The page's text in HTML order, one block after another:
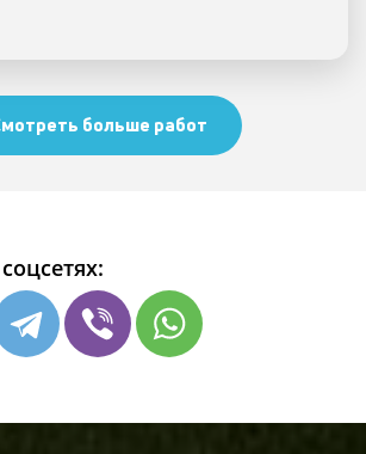
больше работ